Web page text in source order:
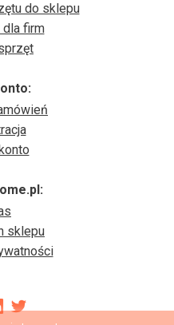
do sklepu
firm
sklepu